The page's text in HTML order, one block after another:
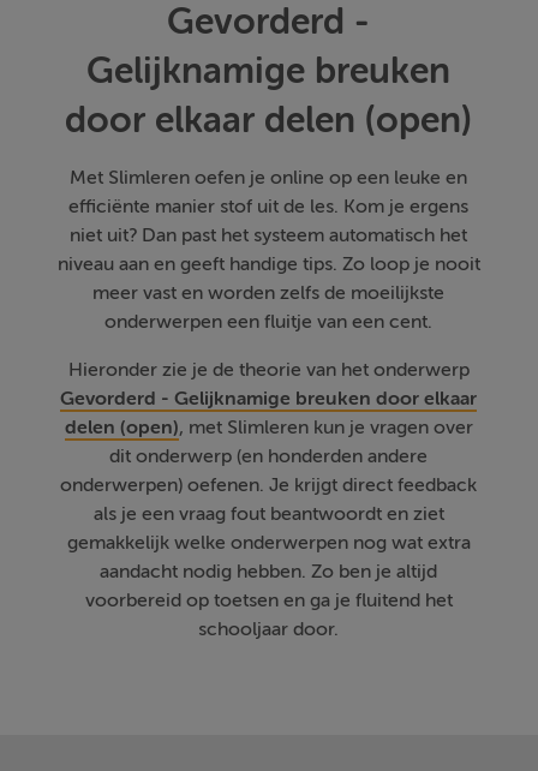
Gevorderd -
Gelijknamige breuken
door elkaar delen (open)
Met Slimleren oefen je online op een leuke en
efficiënte manier stof uit de les. Kom je ergens
niet uit? Dan past het systeem automatisch het
niveau aan en geeft handige tips. Zo loop je nooit
meer vast en worden zelfs de moeilijkste
onderwerpen een fluitje van een cent.
Hieronder zie je de theorie van het onderwerp
Gevorderd - Gelijknamige breuken door elkaar
delen (open), met Slimleren kun je vragen over
dit onderwerp (en honderden andere
onderwerpen) oefenen. Je krijgt direct feedback
als je een vraag fout beantwoordt en ziet
gemakkelijk welke onderwerpen nog wat extra
aandacht nodig hebben. Zo ben je altijd
voorbereid op toetsen en ga je fluitend het
schooljaar door.